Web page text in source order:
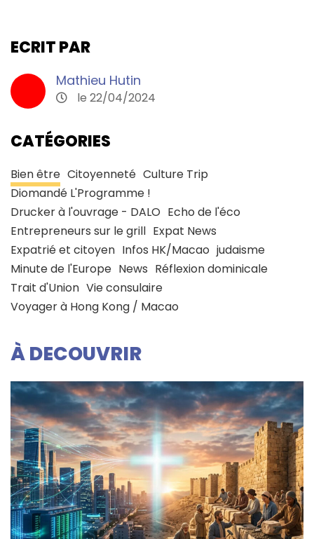
ECRIT PAR
Mathieu Hutin
le 22/04/2024
CATÉGORIES
Bien être Citoyenneté Culture Trip
Diomandé L'Programme !
Drucker à l'ouvrage - DALO Echo de l'éco
Entrepreneurs sur le grill Expat News
Expatrié et citoyen Infos HK/Macao judaisme
Minute de l'Europe News Réflexion dominicale
Trait d'Union Vie consulaire
Voyager à Hong Kong / Macao
À DECOUVRIR